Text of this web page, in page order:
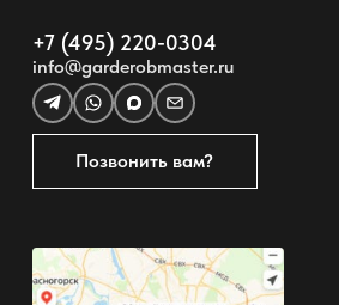
+7 (495) 220-0304
info@garderobmaster.ru
Позвонить вам?